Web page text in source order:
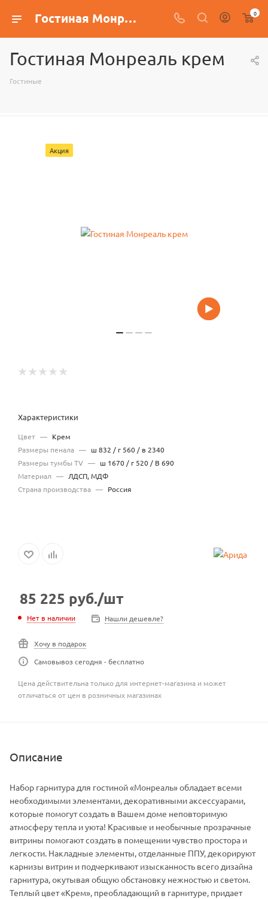
Гостиная Монреаль крем 0
Гостиная Монреаль крем
Гостиные
Акция
Характеристики
Цвет — Крем
Размеры пенала — ш 832 / г 560 / в 2340
Размеры тумбы TV — ш 1670 / г 520 / В 690
Материал — ЛДСП, МДФ
Страна производства — Россия
85 225 руб./шт
Нет в наличии Нашли дешевле?
Хочу в подарок
Самовывоз сегодня - бесплатно
Цена действительна только для интернет-магазина и может
отличаться от цен в розничных магазинах
Описание
Набор гарнитура для гостиной «Монреаль» обладает всеми
необходимыми элементами, декоративными аксессуарами,
которые помогут создать в Вашем доме неповторимую
атмосферу тепла и уюта! Красивые и необычные прозрачные
витрины помогают создать в помещении чувство простора и
легкости. Накладные элементы, отделанные ППУ, декорируют
карнизы витрин и подчеркивают изысканность всего дизайна
гарнитура, окутывая общую обстановку нежностью и светом.
Теплый цвет «Крем», преобладающий в гарнитуре, придает